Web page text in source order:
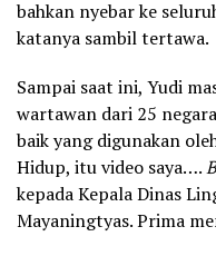
bahkan nyebar ke
katanya sambil tertawa.
Sampai saat ini, Yudi
wartawan dari 25
baik yang digunakan
Hidup, itu video saya….
kepada Kepala Dinas
Mayaningtyas. Prima